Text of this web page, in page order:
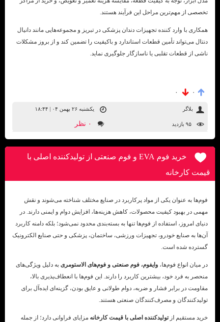
تخصصی از مهم‌ترین مراحل این فرآیند هستند.
همکاری با وارد کننده تجهیزات دندان پزشکی در تبریز و مجموعه‌هایی مانند دانیال
دنتال می‌تواند تأمین قطعات استاندارد و باکیفیت را تضمین کند و از بروز مشکلات
ناشی از قطعات تقلبی یا ناسازگار جلوگیری نماید.
۰ ۰
بلاگر یکشنبه ۲۶ بهمن ۰۴ | ۱۸:۴۴
۰ نظر
خرید فوم EVA و فوم صنعتی از تولیدکننده اصلی با
قیمت کارخانه
فوم‌ها به عنوان یکی از مواد پرکاربرد در صنایع مختلف شناخته می‌شوند و نقش
مهمی در بهبود کیفیت محصولات، کاهش هزینه‌ها، افزایش دوام و ایمنی دارند. در
دنیای امروز، استفاده از فوم‌ها تنها به بسته‌بندی محدود نمی‌شود؛ بلکه دامنه کاربرد
آن‌ها به صنایع خودرو، تجهیزات ورزشی، ساختمان، پزشکی و حتی صنایع الکترونیک
گسترده شده است.
در میان انواع فوم‌ها، وایفوم، فوم صنعتی و فوم‌های الاستومری به دلیل ویژگی‌های
منحصر به فرد خود، بیشترین کاربرد را دارند. این فوم‌ها با انعطاف‌پذیری بالا،
مقاومت در برابر فشار و ضربه، دوام طولانی و عایق بودن، گزینه‌ای ایده‌آل برای
تولیدکنندگان و مصرف‌کنندگان صنعتی هستند.
خرید مستقیم ازتولیدکننده اصلی با قیمت کارخانه مزایای فراوانی دارد؛ از جمله